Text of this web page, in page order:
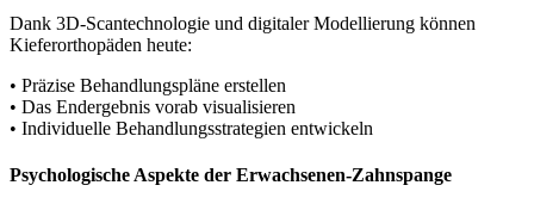
Dank 3D-Scantechnologie und digitaler Modellierung können
Kieferorthopäden heute:
• Präzise Behandlungspläne erstellen
• Das Endergebnis vorab visualisieren
• Individuelle Behandlungsstrategien entwickeln
Psychologische Aspekte der Erwachsenen-Zahnspange